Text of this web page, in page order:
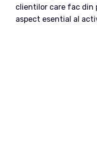
clientilor care fac din
aspect esential al